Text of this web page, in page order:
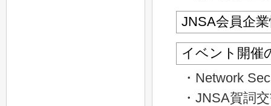
JNSA会員企
イベント開催
・Network
・JNSA賀詞